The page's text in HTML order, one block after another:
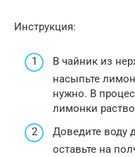
Инструкция:
В чайник из
насыпьте
нужно. В
лимонки
Доведите воду
оставьте на